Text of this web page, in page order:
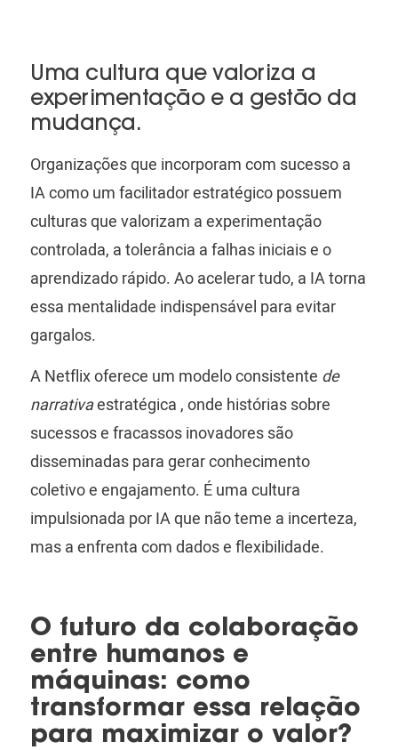
Uma cultura que valoriza a
experimentação e a gestão da
mudança.
Organizações que incorporam com sucesso a
IA como um facilitador estratégico possuem
culturas que valorizam a experimentação
controlada, a tolerância a falhas iniciais e o
aprendizado rápido. Ao acelerar tudo, a IA torna
essa mentalidade indispensável para evitar
gargalos.
A Netflix oferece um modelo consistente de
narrativaestratégica , onde histórias sobre
sucessos e fracassos inovadores são
disseminadas para gerar conhecimento
coletivo e engajamento. É uma cultura
impulsionada por IA que não teme a incerteza,
mas a enfrenta com dados e flexibilidade.
O futuro da colaboração
entre humanos e
máquinas: como
transformar essa relação
para maximizar o valor?